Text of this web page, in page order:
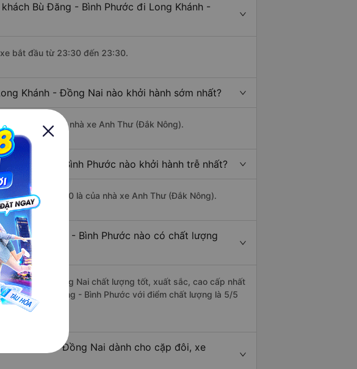
Bù Đăng - Bình Phước đi Long Khánh -
bắt đầu từ 23:30 đến 23:30.
Khánh - Đồng Nai nào khởi hành sớm nhất?
23:30 là của nhà xe Anh Thư (Đắk Nông).
Bù Đăng - Bình Phước nào khởi hành trễ nhất?
là vào lúc 23:30 là của nhà xe Anh Thư (Đắk Nông).
từ Bù Đăng - Bình Phước nào có chất lượng
Khánh - Đồng Nai chất lượng tốt, xuất sắc, cao cấp nhất
Nai từ Bù Đăng - Bình Phước với điểm chất lượng là 5/5
Khánh - Đồng Nai dành cho cặp đôi, xe